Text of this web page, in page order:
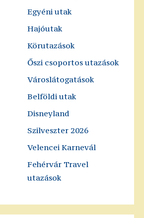
Egyéni utak
Hajóutak
Körutazások
Őszi csoportos utazások
Városlátogatások
Belföldi utak
Disneyland
Szilveszter 2026
Velencei Karnevál
Fehérvár Travel
utazások